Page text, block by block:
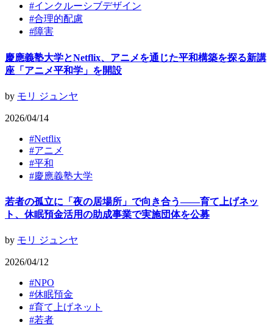
#インクルーシブデザイン
#合理的配慮
#障害
慶應義塾大学とNetflix、アニメを通じた平和構築を探る新講
座「アニメ平和学」を開設
by モリ ジュンヤ
2026/04/14
#Netflix
#アニメ
#平和
#慶應義塾大学
若者の孤立に「夜の居場所」で向き合う——育て上げネッ
ト、休眠預金活用の助成事業で実施団体を公募
by モリ ジュンヤ
2026/04/12
#NPO
#休眠預金
#育て上げネット
#若者